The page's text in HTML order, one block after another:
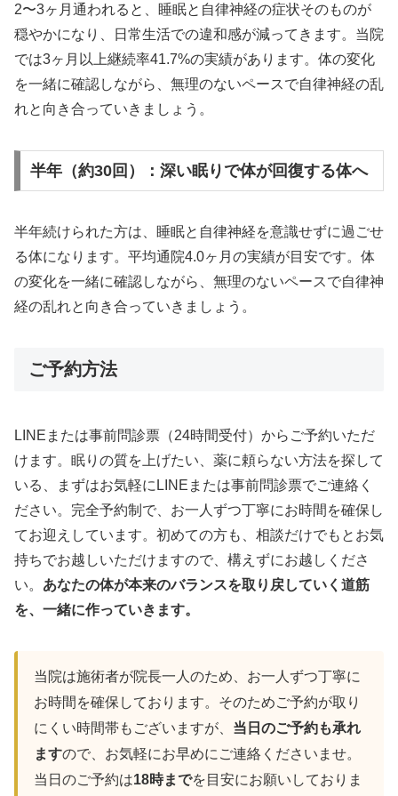
2〜3ヶ月通われると、睡眠と自律神経の症状そのものが
穏やかになり、日常生活での違和感が減ってきます。当院
では3ヶ月以上継続率41.7%の実績があります。体の変化
を一緒に確認しながら、無理のないペースで自律神経の乱
れと向き合っていきましょう。
半年（約30回）：深い眠りで体が回復する体へ
半年続けられた方は、睡眠と自律神経を意識せずに過ごせ
る体になります。平均通院4.0ヶ月の実績が目安です。体
の変化を一緒に確認しながら、無理のないペースで自律神
経の乱れと向き合っていきましょう。
ご予約方法
LINEまたは事前問診票（24時間受付）からご予約いただ
けます。眠りの質を上げたい、薬に頼らない方法を探して
いる、まずはお気軽にLINEまたは事前問診票でご連絡く
ださい。完全予約制で、お一人ずつ丁寧にお時間を確保し
てお迎えしています。初めての方も、相談だけでもとお気
持ちでお越しいただけますので、構えずにお越しくださ
い。 あなたの体が本来のバランスを取り戻していく道筋
を、一緒に作っていきます。
当院は施術者が院長一人のため、お一人ずつ丁寧に
お時間を確保しております。そのためご予約が取り
にくい時間帯もございますが、 当日のご予約も承れ
ますので、お気軽にお早めにご連絡くださいませ。
当日のご予約は18時までを目安にお願いしておりま